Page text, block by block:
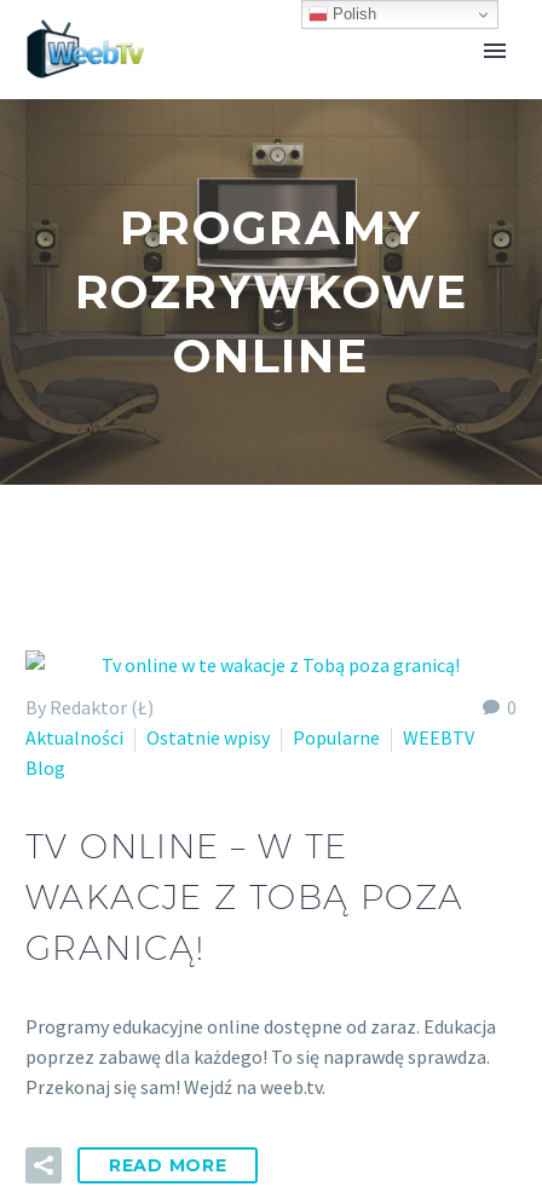
Polish
PROGRAMY
ROZRYWKOWE
ONLINE
0
By Redaktor (Ł)
Aktualności
Ostatnie wpisy Popularne
WEEBTV
Blog
TV ONLINE – W TE
WAKACJE Z TOBĄ POZA
GRANICĄ!
Programy edukacyjne online dostępne od zaraz. Edukacja
poprzez zabawę dla każdego! To się naprawdę sprawdza.
Przekonaj się sam! Wejdź na weeb.tv.
READ MORE
Polish